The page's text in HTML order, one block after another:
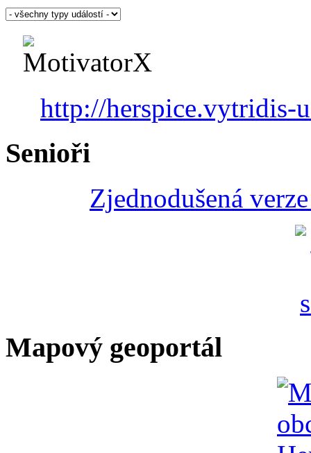
http://herspice.vytridis-
Senioři
Zjednodušená
Mapový geoportál